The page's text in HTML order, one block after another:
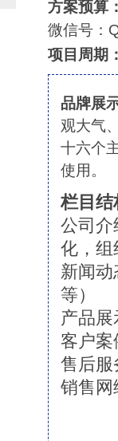
方案预算
微信号：
项目周期
品牌展
观大气
十六个
使用。
栏目结
公司
化，组
新闻
等）
产品
客户案
售后服
销售网